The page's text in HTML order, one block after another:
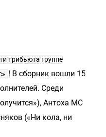
трибьюта группе
! В сборник вошли 15
Среди
Антоха МС
(«Ни кола, ни